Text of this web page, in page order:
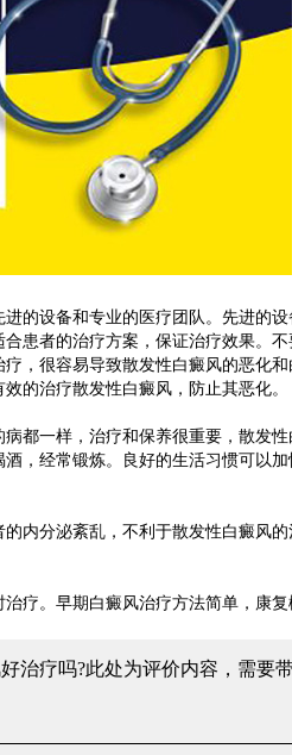
的设备和专业的医疗团队。先进的
患者的治疗方案，保证治疗效果。
，很容易导致散发性白癜风的恶化
的治疗散发性白癜风，防止其恶化。
都一样，治疗和保养很重要，散发性
，经常锻炼。良好的生活习惯可以加
内分泌紊乱，不利于散发性白癜风
疗。早期白癜风治疗方法简单，康复
治疗吗?此处为评价内容，需要